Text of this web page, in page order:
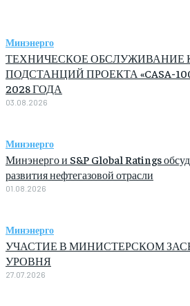
Минэнерго
ТЕХНИЧЕСКОЕ ОБСЛУЖИВАНИЕ
ПОДСТАНЦИЙ ПРОЕКТА «CASA-
2028 ГОДА
03.08.2026
Минэнерго
Минэнерго и S&P Global Ratings
развития нефтегазовой отрасли
01.08.2026
Минэнерго
УЧАСТИЕ В МИНИСТЕРСКОМ
УРОВНЯ
27.07.2026